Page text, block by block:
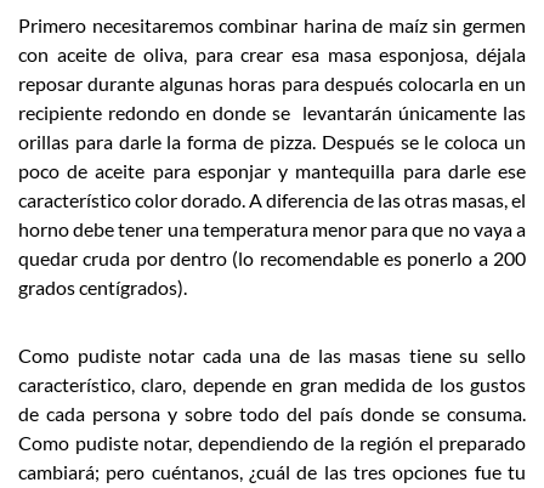
Primero necesitaremos combinar harina de maíz sin germen
con aceite de oliva, para crear esa masa esponjosa, déjala
reposar durante algunas horas para después colocarla en un
recipiente redondo en donde se levantarán únicamente las
orillas para darle la forma de pizza. Después se le coloca un
poco de aceite para esponjar y mantequilla para darle ese
característico color dorado. A diferencia de las otras masas, el
horno debe tener una temperatura menor para que no vaya a
quedar cruda por dentro (lo recomendable es ponerlo a 200
grados centígrados).
Como pudiste notar cada una de las masas tiene su sello
característico, claro, depende en gran medida de los gustos
de cada persona y sobre todo del país donde se consuma.
Como pudiste notar, dependiendo de la región el preparado
cambiará; pero cuéntanos, ¿cuál de las tres opciones fue tu